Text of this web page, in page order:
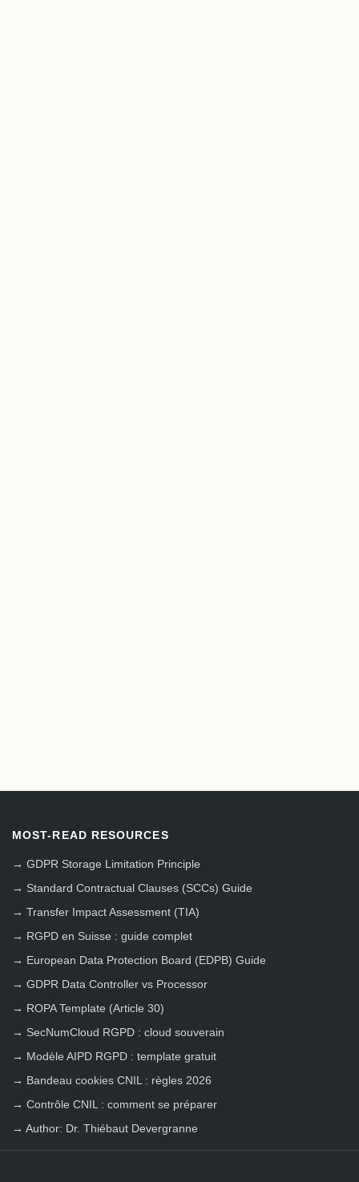
MOST-READ RESOURCES
→ GDPR Storage Limitation Principle
→ Standard Contractual Clauses (SCCs) Guide
→ Transfer Impact Assessment (TIA)
→ RGPD en Suisse : guide complet
→ European Data Protection Board (EDPB) Guide
→ GDPR Data Controller vs Processor
→ ROPA Template (Article 30)
→ SecNumCloud RGPD : cloud souverain
→ Modèle AIPD RGPD : template gratuit
→ Bandeau cookies CNIL : règles 2026
→ Contrôle CNIL : comment se préparer
→ Author: Dr. Thiébaut Devergranne